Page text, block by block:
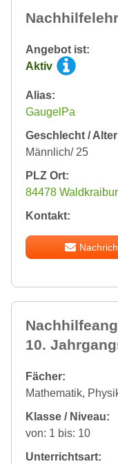
Angebot ist:
Aktiv
Alias:
GaugelPa
Geschlecht /
Männlich/ 25
PLZ Ort:
84478
Kontakt:
10.
Fächer:
Mathematik,
Klasse / Niveau:
von: 1 bis: 10
Unterrichtsart: